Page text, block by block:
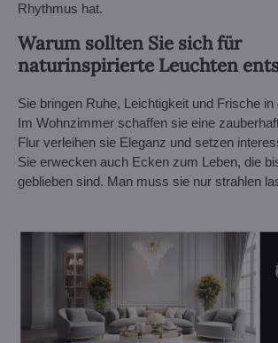
Rhythmus hat.
Warum sollten Sie sich für
naturinspirierte Leuchten
Sie bringen Ruhe, Leichtigkeit und Frische in
Im Wohnzimmer schaffen sie eine
Flur verleihen sie Eleganz und setzen
Sie erwecken auch Ecken zum Leben, die
geblieben sind. Man muss sie nur strahlen